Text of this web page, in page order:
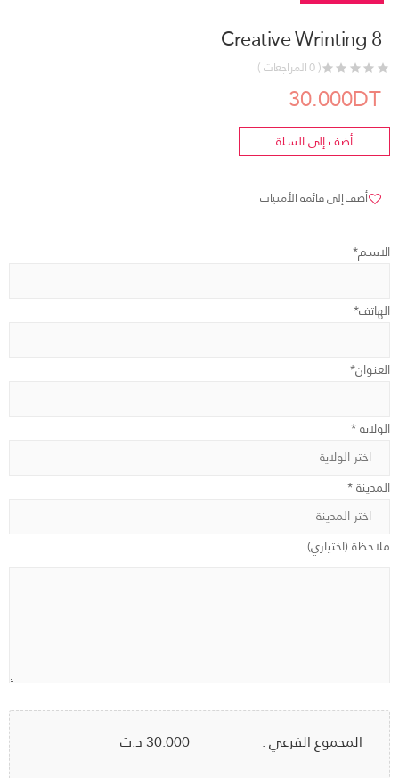
Creative Wrinting 8
( 0 المراجعات )
30.000DT
أضف إلى السلة
أضف إلى قائمة الأمنيات
الاسم*
الهاتف*
العنوان*
الولاية *
المدينة *
ملاحظة (اختياري)
المجموع الفرعي : 30.000 د.ت